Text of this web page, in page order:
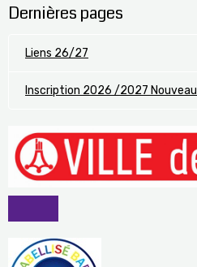
Dernières pages
Liens 26/27
Inscription 2026 /2027 Nouveau